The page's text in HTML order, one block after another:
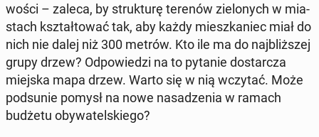
wo­ści – zaleca, by struk­tu­rę terenów zie­lo­nych w mia­
stach kształ­to­wać tak, aby każdy miesz­ka­niec miał do
nich nie dalej niż 300 metrów. Kto ile ma do naj­bliż­szej
grupy drzew? Od­po­wie­dzi na to pytanie do­star­cza
miejska mapa drzew. Warto się w nią wczytać. Może
pod­su­nie pomysł na nowe na­sa­dze­nia w ramach
budżetu oby­wa­tel­skie­go?